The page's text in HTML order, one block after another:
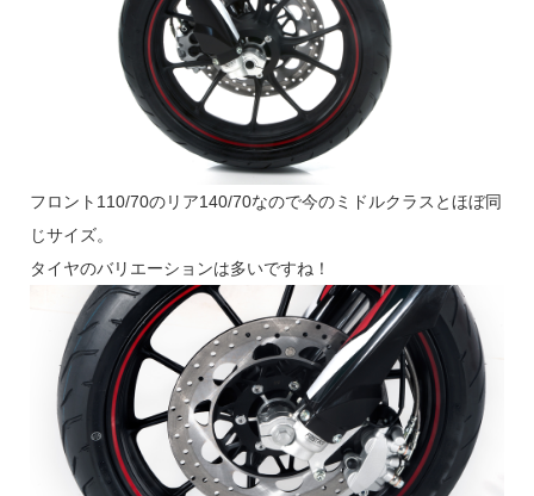
フロント110/70のリア140/70なので今のミドルクラスとほぼ同
じサイズ。
タイヤのバリエーションは多いですね！